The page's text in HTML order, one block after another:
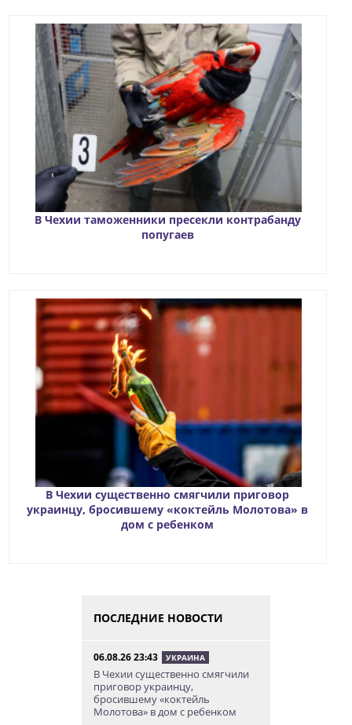
В Чехии таможенники пресекли контрабанду
попугаев
В Чехии существенно смягчили приговор
украинцу, бросившему «коктейль Молотова» в
дом с ребенком
ПОСЛЕДНИЕ НОВОСТИ
06.08.26 23:43 УКРАИНА
В Чехии существенно смягчили
приговор украинцу,
бросившему «коктейль
Молотова» в дом с ребенком